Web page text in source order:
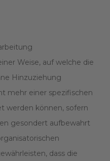
Weise, auf welche die
Hinzuziehung
mehr einer spezifischen
werden können, sofern
gesondert aufbewahrt
dass die